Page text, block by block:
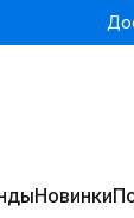
Новинки